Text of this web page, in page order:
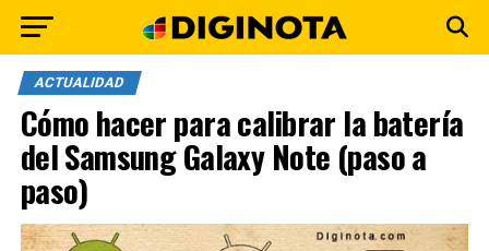
ACTUALIDAD
Cómo hacer para calibrar la batería
del Samsung Galaxy Note (paso a
paso)